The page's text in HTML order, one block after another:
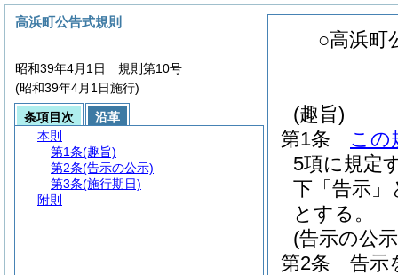
○高浜町
(趣旨)
第1条
この
5項に規定
下「告示」
とする。
(告示の公
第2条
告示
高浜町公告式規則
昭和39年4月1日 規則第10号
(昭和39年4月1日施行)
条項目次
沿革
本則
第1条(趣旨)
第2条(告示の公示)
第3条(施行期日)
附則